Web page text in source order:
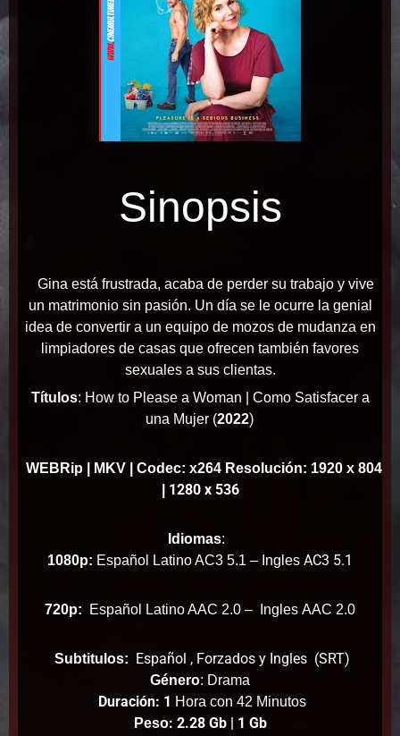
Sinopsis
Gina está frustrada, acaba de perder su trabajo y vive
un matrimonio sin pasión. Un día se le ocurre la genial
idea de convertir a un equipo de mozos de mudanza en
limpiadores de casas que ofrecen también favores
sexuales a sus clientas.
Títulos: How to Please a Woman | Como Satisfacer a
una Mujer (2022)
WEBRip
| MKV | Codec: x264 Resolución: 1920 x 804
1280 x 536
Idiomas:
1080p: Español Latino AC3 5.1 – Ingles AC3 5.1
720p: Español Latino AAC 2.0 – Ingles AAC 2.0
Subtitulos: Español , Forzados y Ingles (SRT)
Género: Drama
Duración: 1 Hora con 42 Minutos
Peso: 2.28 Gb | 1 Gb